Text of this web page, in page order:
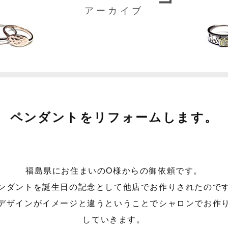
アーカイブ
ペンダントをリフォームします。
福島県にお住まいのO様からの御依頼です。
ダントを誕生日の記念として他店でお作りされたので
ザインがイメージと違うということでシャロンでお作
していきます。